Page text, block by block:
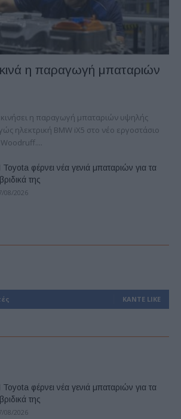
η παραγωγή μπαταριών
η παραγωγή μπαταριών υψηλής
ηλεκτρική BMW iX5 στο νέο εργοστάσιο
Toyota φέρνει νέα γενιά μπαταριών για τα
της
08/2026
ΚΆΝΤΕ LIKE
Toyota φέρνει νέα γενιά μπαταριών για τα
της
08/2026